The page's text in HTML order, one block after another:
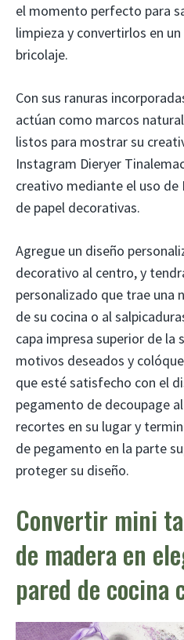
el momento perfecto para
limpieza y convertirlos en
bricolaje.
Con sus ranuras
actúan como marcos
listos para mostrar su
Instagram Dieryer
creativo mediante el uso de
de papel decorativas.
Agregue un diseño
decorativo al centro, y
personalizado que trae una
de su cocina o al
capa impresa superior de la
motivos deseados y
que esté satisfecho con el
pegamento de decoupage
recortes en su lugar y
de pegamento en la parte
proteger su diseño.
Convertir mini
de madera en
pared de cocina